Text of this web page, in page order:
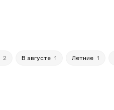
2 В августе 1 Летние 1